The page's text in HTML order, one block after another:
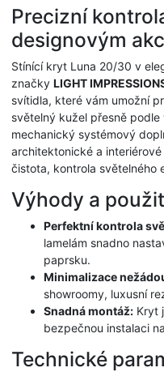
Precizní
designovým
Stínící kryt Luna 20/30 v
značky LIGHT
svítidla, které vám umožní
světelný kužel přesně
mechanický systémový
architektonické a
čistota, kontrola světelného
Výhody a
Perfektní kontrola
lamelám snadno
paprsku.
Minimalizace
showroomy, luxusní
Snadná montáž: Kryt
bezpečnou instalaci
Technické